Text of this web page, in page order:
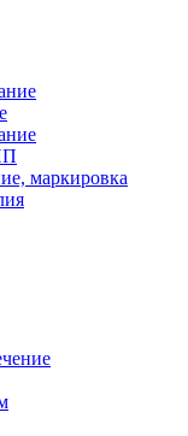
маркировка